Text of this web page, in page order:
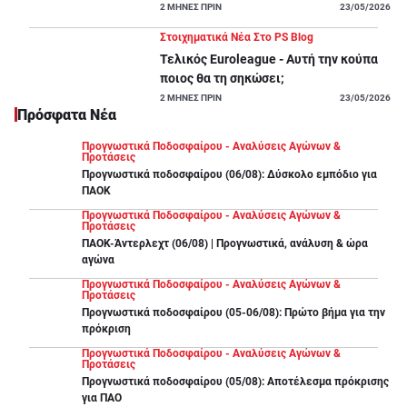
2 ΜΗΝΕΣ ΠΡΙΝ 23/05/2026
Στοιχηματικά Νέα Στο PS Blog
Τελικός Euroleague - Αυτή την κούπα
ποιος θα τη σηκώσει;
2 ΜΗΝΕΣ ΠΡΙΝ 23/05/2026
Πρόσφατα Νέα
Προγνωστικά Ποδοσφαίρου - Αναλύσεις Αγώνων &
Προτάσεις
Προγνωστικά ποδοσφαίρου (06/08): Δύσκολο εμπόδιο για
ΠΑΟΚ
Προγνωστικά Ποδοσφαίρου - Αναλύσεις Αγώνων &
Προτάσεις
ΠΑΟΚ-Άντερλεχτ (06/08) | Προγνωστικά, ανάλυση & ώρα
αγώνα
Προγνωστικά Ποδοσφαίρου - Αναλύσεις Αγώνων &
Προτάσεις
Προγνωστικά ποδοσφαίρου (05-06/08): Πρώτο βήμα για την
πρόκριση
Προγνωστικά Ποδοσφαίρου - Αναλύσεις Αγώνων &
Προτάσεις
Προγνωστικά ποδοσφαίρου (05/08): Αποτέλεσμα πρόκρισης
για ΠΑΟ